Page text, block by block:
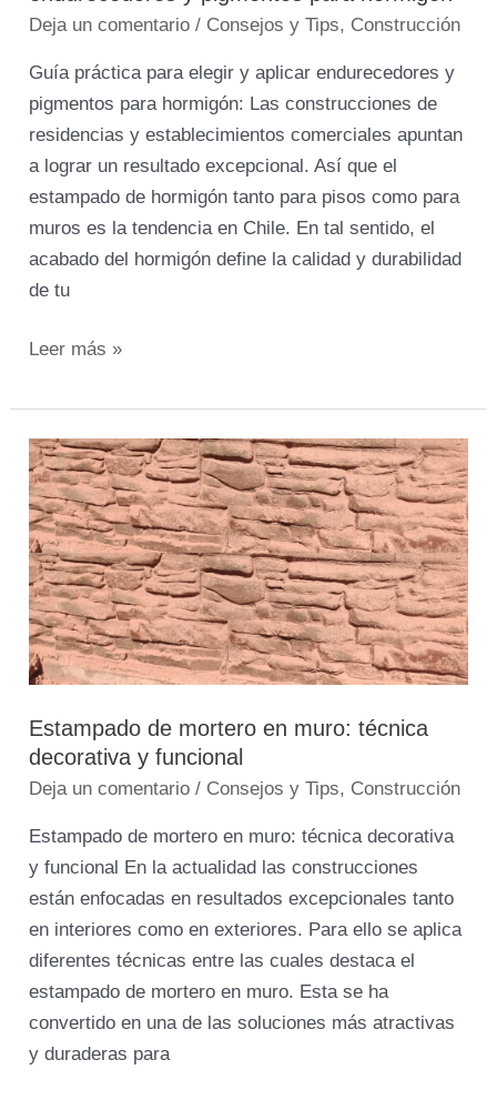
Deja un comentario / Consejos y Tips, Construcción
Guía práctica para elegir y aplicar endurecedores y
pigmentos para hormigón: Las construcciones de
residencias y establecimientos comerciales apuntan
a lograr un resultado excepcional. Así que el
estampado de hormigón tanto para pisos como para
muros es la tendencia en Chile. En tal sentido, el
acabado del hormigón define la calidad y durabilidad
de tu
Leer más »
Estampado de mortero en muro: técnica
decorativa y funcional
Deja un comentario / Consejos y Tips, Construcción
Estampado de mortero en muro: técnica decorativa
y funcional En la actualidad las construcciones
están enfocadas en resultados excepcionales tanto
en interiores como en exteriores. Para ello se aplica
diferentes técnicas entre las cuales destaca el
estampado de mortero en muro. Esta se ha
convertido en una de las soluciones más atractivas
y duraderas para
Estampado
de
mortero
en
muro:
técnica
decorativa
y